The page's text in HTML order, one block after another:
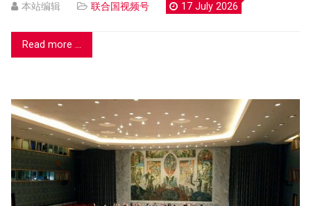
本站编辑 联合国视频号 17 July 2026
Read more ...